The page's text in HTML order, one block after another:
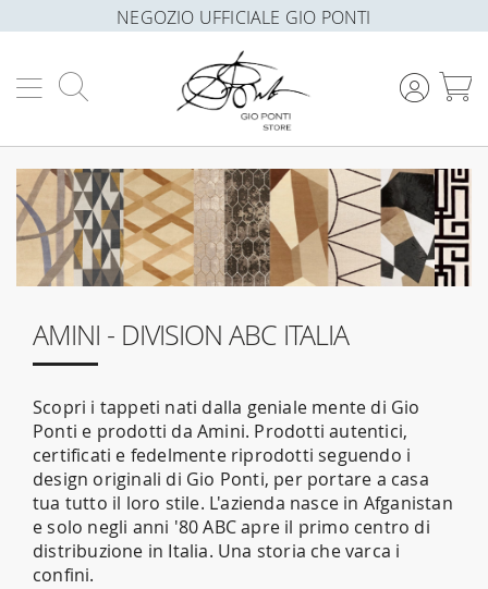
NEGOZIO UFFICIALE GIO PONTI
AMINI - DIVISION ABC ITALIA
Scopri i tappeti nati dalla geniale mente di Gio
Ponti e prodotti da Amini. Prodotti autentici,
certificati e fedelmente riprodotti seguendo i
design originali di Gio Ponti, per portare a casa
tua tutto il loro stile. L'azienda nasce in Afganistan
e solo negli anni '80 ABC apre il primo centro di
distribuzione in Italia. Una storia che varca i
confini.